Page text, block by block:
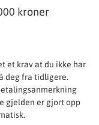
kroner
et krav at du ikke har
deg fra tidligere.
gjelden er gjort opp